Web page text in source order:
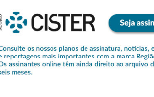
de
do Região de Cister e ajude-nos a